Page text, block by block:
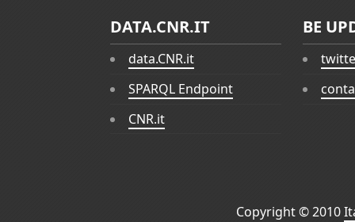
DATA.CNR.IT
data.CNR.it
SPARQL Endpoint
CNR.it
BE
Copyright © 2010